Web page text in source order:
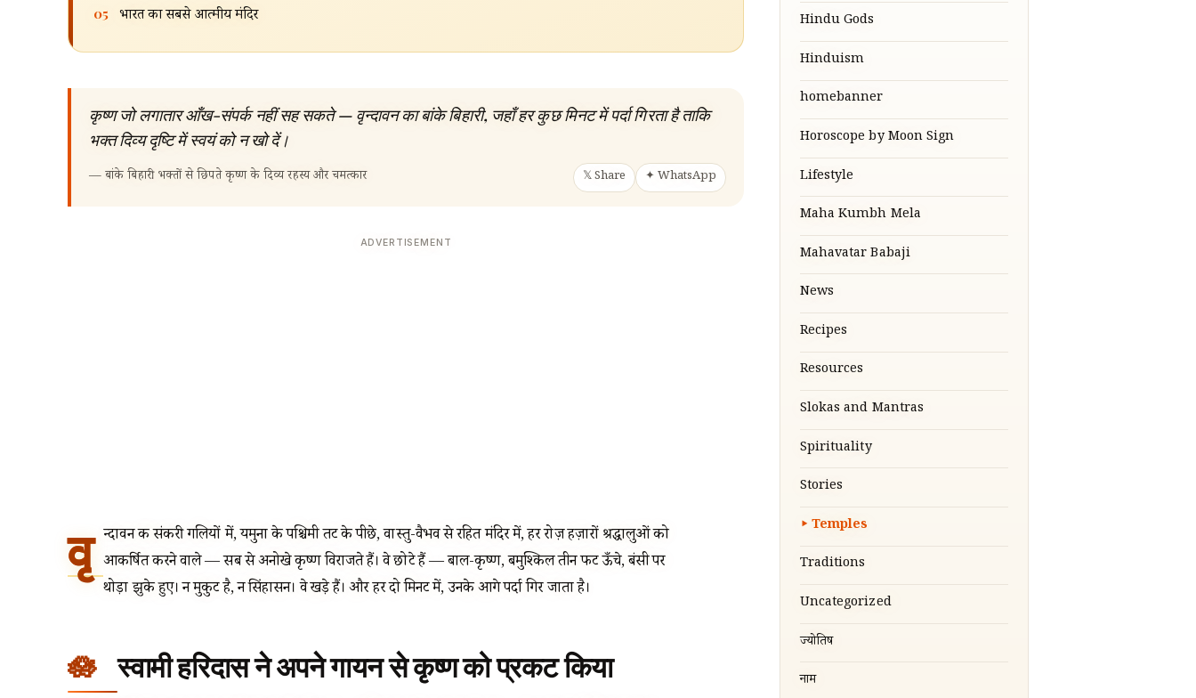
05 भारत का सबसे आत्मीय मंदिर
कृष्ण जो लगातार आँख-संपर्क नहीं सह सकते — वृन्दावन का बांके बिहारी, जहाँ हर कुछ मिनट में पर्दा गिरता है ताकि
भक्त दिव्य दृष्टि में स्वयं को न खो दें।
—बांके बिहारी: भक्तों से छिपते कृष्ण के दिव्य रहस्य और चमत्कार 𝕏 Share ✦ WhatsApp
ADVERTISEMENT
वृ न्दावन की संकरी गलियों में, यमुना के पश्चिमी तट के पीछे, वास्तु-वैभव से रहित मंदिर में, हर रोज़ हज़ारों श्रद्धालुओं को
आकर्षित करने वाले — सब से अनोखे कृष्ण विराजते हैं। वे छोटे हैं — बाल-कृष्ण, बमुश्किल तीन फीट ऊँचे, बंसी पर
थोड़ा झुके हुए। न मुकुट है, न सिंहासन। वे खड़े हैं। और हर दो मिनट में, उनके आगे पर्दा गिर जाता है।
स्वामी हरिदास ने अपने गायन से कृष्ण को प्रकट किया
Hindu Gods
Hinduism
homebanner
Horoscope by Moon Sign
Lifestyle
Maha Kumbh Mela
Mahavatar Babaji
News
Recipes
Resources
Slokas and Mantras
Spirituality
Stories
Temples
Traditions
Uncategorized
ज्योतिष
नाम